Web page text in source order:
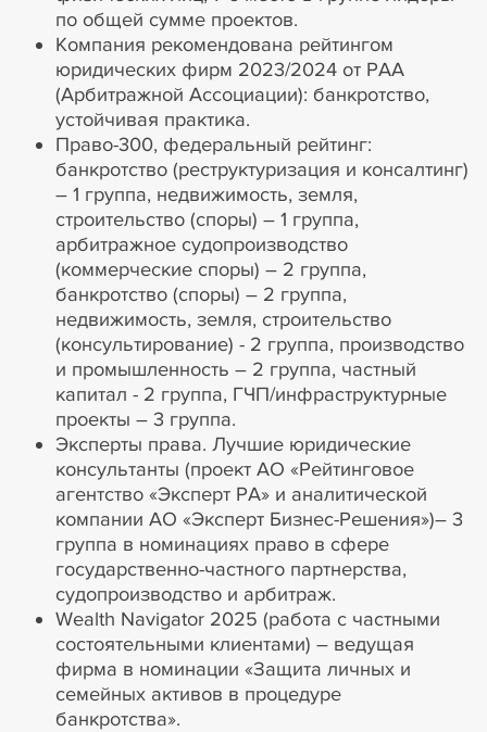
по общей сумме проектов.
Компания рекомендована рейтингом
юридических фирм 2023/2024 от РАА
(Арбитражной Ассоциации): банкротство,
устойчивая практика.
Право-300, федеральный рейтинг:
банкротство (реструктуризация и консалтинг)
– 1 группа, недвижимость, земля,
строительство (споры) – 1 группа,
арбитражное судопроизводство
(коммерческие споры) – 2 группа,
банкротство (споры) – 2 группа,
недвижимость, земля, строительство
(консультирование) - 2 группа, производство
и промышленность – 2 группа, частный
капитал - 2 группа, ГЧП/инфраструктурные
проекты – 3 группа.
Эксперты права. Лучшие юридические
консультанты (проект АО «Рейтинговое
агентство «Эксперт РА» и аналитической
компании АО «Эксперт Бизнес-Решения»)– 3
группа в номинациях право в сфере
государственно-частного партнерства,
судопроизводство и арбитраж.
Wealth Navigator 2025 (работа с частными
состоятельными клиентами) – ведущая
фирма в номинации «Защита личных и
семейных активов в процедуре
банкротства».